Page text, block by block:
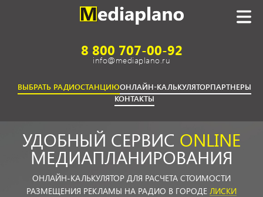
8 800 707-00-92
info@mediaplano.ru
УДОБНЫЙ СЕРВИС ONLINE
МЕДИАПЛАНИРОВАНИЯ
ОНЛАЙН-КАЛЬКУЛЯТОР ДЛЯ РАСЧЕТА СТОИМОСТИ
РАЗМЕЩЕНИЯ РЕКЛАМЫ НА РАДИО В ГОРОДЕ ЛИСКИ
ВЫБРАТЬ РАДИОСТАНЦИЮОНЛАЙН-КАЛЬКУЛЯТОРПАРТНЕРЫ
КОНТАКТЫ